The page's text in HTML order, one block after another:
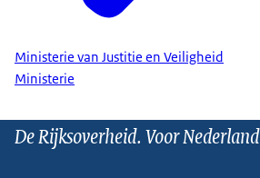
Ministerie van Justitie en Veiligheid
Ministerie
De Rijksoverheid. Voor Nederland